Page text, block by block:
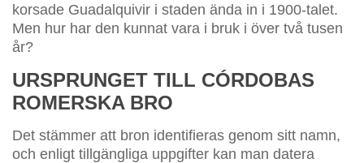
korsade Guadalquivir i staden ända in i 1900-talet.
Men hur har den kunnat vara i bruk i över två tusen
år?
URSPRUNGET TILL CÓRDOBAS
ROMERSKA BRO
Det stämmer att bron identifieras genom sitt namn,
och enligt tillgängliga uppgifter kan man datera